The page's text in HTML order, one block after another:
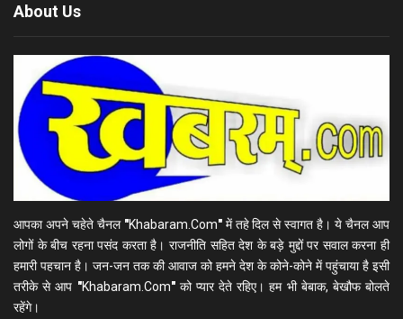
About Us
आपका अपने चहेते चैनल "Khabaram.Com"में तहे दिल से स्वागत है। ये चैनल आप
लोगों के बीच रहना पसंद करता है। राजनीति सहित देश के बड़े मुद्दों पर सवाल करना ही
हमारी पहचान है। जन-जन तक की आवाज को हमने देश के कोने-कोने में पहुंचाया है इसी
तरीके से आप "Khabaram.Com"को प्यार देते रहिए। हम भी बेबाक, बेखौफ बोलते
रहेंगे।